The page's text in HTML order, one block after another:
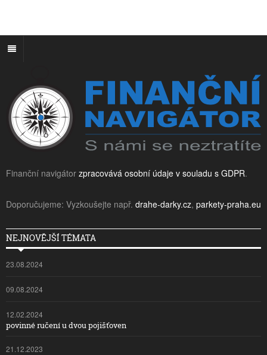
Finanční navigátor zpracovává osobní údaje v souladu s GDPR.
Doporučujeme: Vyzkoušejte např. drahe-darky.cz, parkety-praha.eu
NEJNOVĚJŠÍ TÉMATA
23.08.2024
09.08.2024
12.02.2024
povinné ručení u dvou pojišťoven
21.12.2023